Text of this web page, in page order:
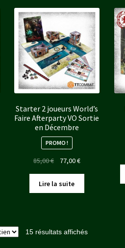
Starter 2 joueurs World’s
Faire Afterparty VO Sortie
en Décembre
PROMO !
85,00€
Le
initial
était :
77,00€Le
est :
Lire la suite
15 résultats affichésTrié